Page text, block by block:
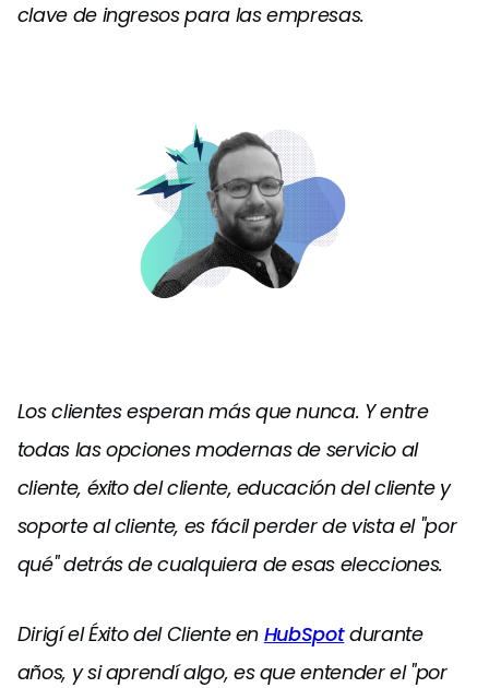
clave de ingresos para las empresas.
Los clientes esperan más que nunca. Y entre
todas las opciones modernas de servicio al
cliente, éxito del cliente, educación del cliente y
soporte al cliente, es fácil perder de vista el "por
qué" detrás de cualquiera de esas elecciones.
Dirigí el Éxito del Cliente en HubSpotdurante
años, y si aprendí algo, es que entender el "por